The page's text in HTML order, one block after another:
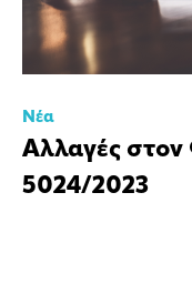
Νέα
Αλλαγές
5024/2023